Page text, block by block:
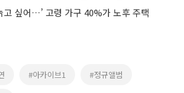
고 싶어…’ 고령 가구 40%가 노후 주택
#아카이브1 #정규앨범